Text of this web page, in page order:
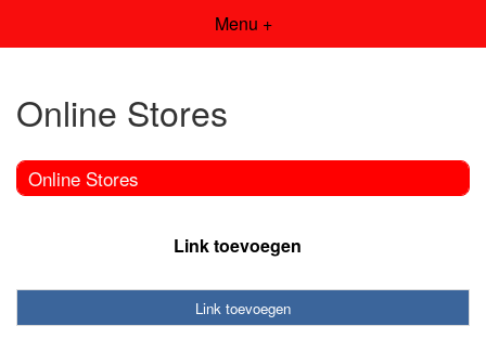
Menu +
Online Stores
Online Stores
Link toevoegen
Link toevoegen